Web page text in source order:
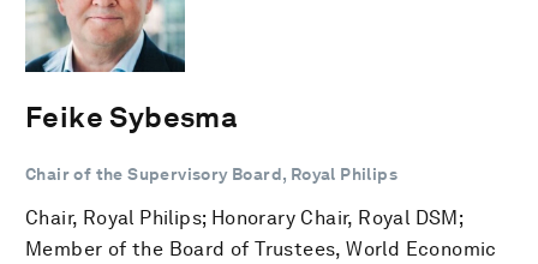
Feike Sybesma
Chair of the Supervisory Board, Royal Philips
Chair, Royal Philips; Honorary Chair, Royal DSM;
Member of the Board of Trustees, World Economic